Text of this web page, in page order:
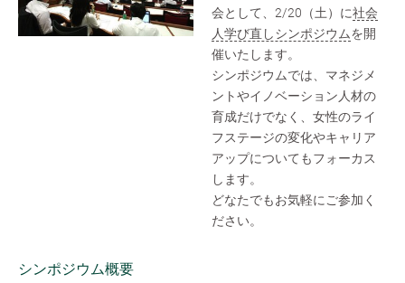
会として、2/20（土）に社会
人学び直しシンポジウムを開
催いたします。
シンポジウムでは、マネジメ
ントやイノベーション人材の
育成だけでなく、女性のライ
フステージの変化やキャリア
アップについてもフォーカス
します。
どなたでもお気軽にご参加く
ださい。
シンポジウム概要